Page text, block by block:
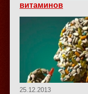
витаминов
25.12.2013